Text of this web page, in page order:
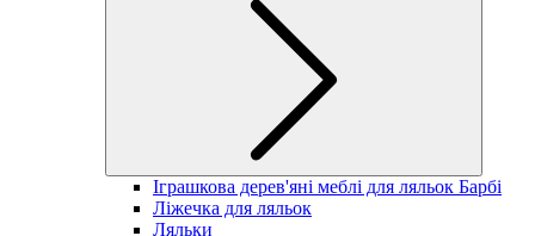
Іграшкова дерев'яні меблі для ляльок Барбі
Ліжечка для ляльок
Ляльки